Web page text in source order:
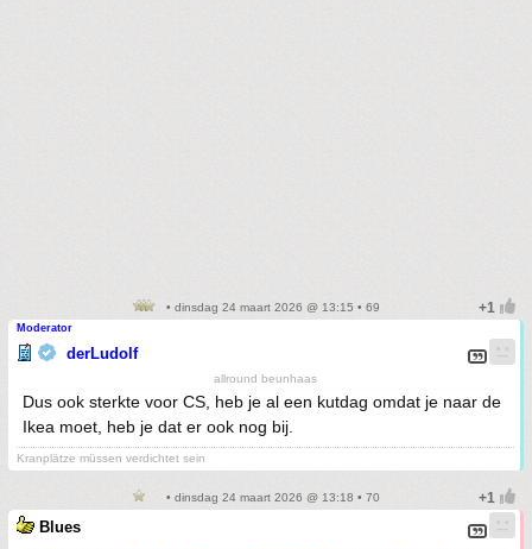
• dinsdag 24 maart 2026 @ 13:15 • 69
Moderator
derLudolf
allround beunhaas
Dus ook sterkte voor CS, heb je al een kutdag omdat je naar de
Ikea moet, heb je dat er ook nog bij.
Kranplätze müssen verdichtet sein
• dinsdag 24 maart 2026 @ 13:18 • 70
Blues